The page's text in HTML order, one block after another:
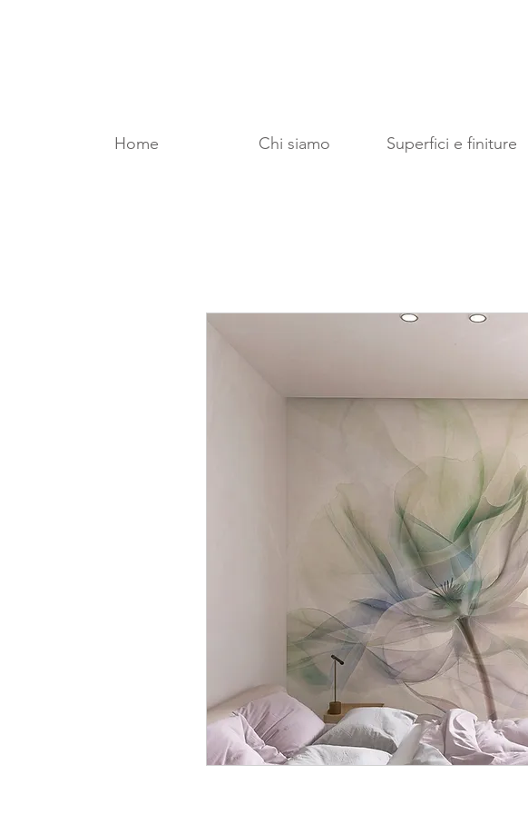
Home Chi siamo Superfici e finiture